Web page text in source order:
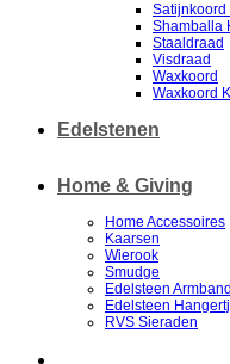
Satijnkoord
Shamballa
Staaldraad
Visdraad
Waxkoord
Waxkoord
Edelstenen
Home & Giving
Home Accessoires
Kaarsen
Wierook
Smudge
Edelsteen
Edelsteen
RVS Sieraden